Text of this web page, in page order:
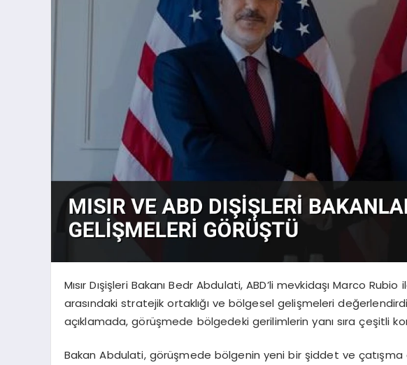
Mısır Dışişleri Bakanı Bedr Abdulati, ABD’li mevkidaşı Marco
arasındaki stratejik ortaklığı ve bölgesel gelişmeleri değerlendirdi.
açıklamada, görüşmede bölgedeki gerilimlerin yanı sıra çeşitli
Bakan Abdulati, görüşmede bölgenin yeni bir şiddet ve